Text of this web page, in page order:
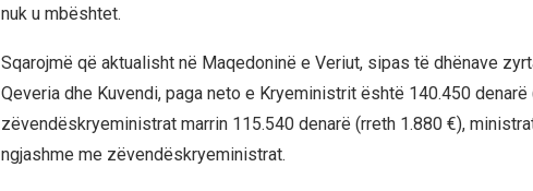
nuk u mbështet.
Sqarojmë që aktualisht në Maqedoninë e Veriut, sipas të dhënave
Qeveria dhe Kuvendi, paga neto e Kryeministrit është 140.450 denarë
zëvendëskryeministrat marrin 115.540 denarë (rreth 1.880 €),
ngjashme me zëvendëskryeministrat.